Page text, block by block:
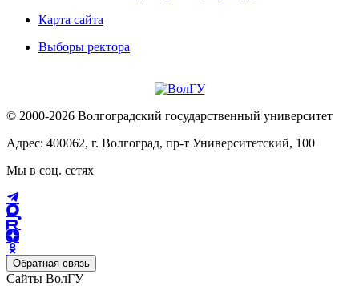
Карта сайта
Выборы ректора
© 2000-2026 Волгоградский государственный университет
Адрес: 400062, г. Волгоград, пр-т Университетский, 100
Мы в соц. сетях
Обратная связь
Сайты ВолГУ